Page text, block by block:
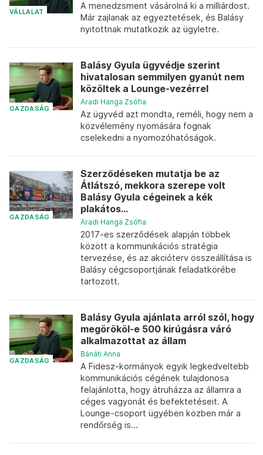
VÁLLALAT
A menedzsment vásárolná ki a milliárdost.
Már zajlanak az egyeztetések, és Balásy
nyitottnak mutatkozik az ügyletre.
GAZDASÁG
Balásy Gyula ügyvédje szerint
hivatalosan semmilyen gyanút nem
közöltek a Lounge-vezérrel
Aradi Hanga Zsófia
Az ügyvéd azt mondta, reméli, hogy nem a
közvélemény nyomására fognak
cselekedni a nyomozóhatóságok.
GAZDASÁG
Szerződéseken mutatja be az
Átlátszó, mekkora szerepe volt
Balásy Gyula cégeinek a kék
plakátos...
Aradi Hanga Zsófia
2017-es szerződések alapján többek
között a kommunikációs stratégia
tervezése, és az akcióterv összeállítása is
Balásy cégcsoportjának feladatkörébe
tartozott.
GAZDASÁG
Balásy Gyula ajánlata arról szól, hogy
megörököl-e 500 kirúgásra váró
alkalmazottat az állam
Bánáti Anna
A Fidesz-kormányok egyik legkedveltebb
kommunikációs cégének tulajdonosa
felajánlotta, hogy átruházza az államra a
céges vagyonát és befektetéseit. A
Lounge-csoport ügyében közben már a
rendőrség is...